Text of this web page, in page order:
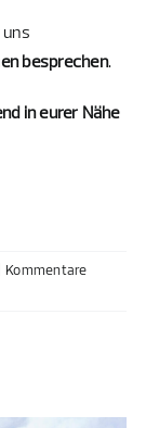
besprechen.
in eurer Nähe
Kommentare